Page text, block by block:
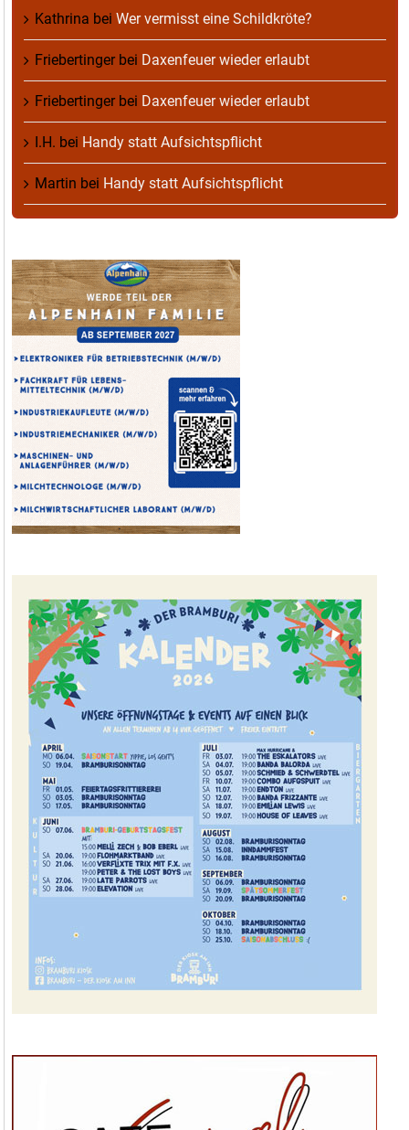
Kathrina bei Wer vermisst eine Schildkröte?
Friebertingerbei Daxenfeuer wieder erlaubt
Friebertingerbei Daxenfeuer wieder erlaubt
I.H. bei Handy statt Aufsichtspflicht
Martin bei Handy statt Aufsichtspflicht